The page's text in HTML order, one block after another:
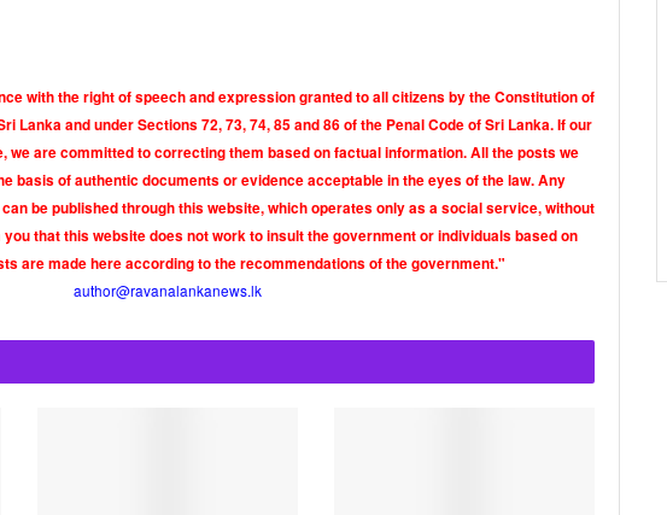
with the right of speech and expression granted to all citizens by the Constitution of
Lanka and under Sections 72, 73, 74, 85 and 86 of the Penal Code of Sri Lanka. If our
we are committed to correcting them based on factual information. All the posts we
basis of authentic documents or evidence acceptable in the eyes of the law. Any
be published through this website, which operates only as a social service, without
that this website does not work to insult the government or individuals based on
are made here according to the recommendations of the government."
author@ravanalankanews.lk